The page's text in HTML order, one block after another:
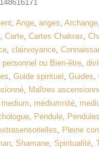
,Ange,anges,Archange
,Carte,Cartes Chakras,
,clairvoyance,
personnel ou Bien-être,
,Guide spirituel ,Guides,
, Maîtres
medium, médiumnité,
, Pendule, Pendules
, Pleine
,Shamane,Spiritualité,